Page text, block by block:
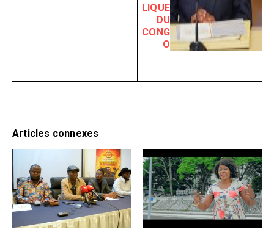
LIQUE
DU
CONG
O
Articles connexes